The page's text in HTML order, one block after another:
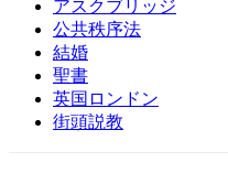
アスクブリッジ
公共秩序法
結婚
聖書
英国ロンドン
街頭説教